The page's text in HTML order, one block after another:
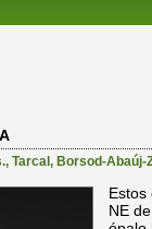
, Tarcal, Borsod-Abaúj-
Estos
NE